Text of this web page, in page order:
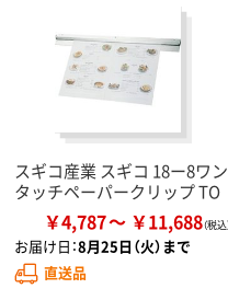
スギコ産業 スギコ 18ー8ワン
タッチペーパークリップ TO
￥4,787 ￥11,688
お届け日：8月25日（火）まで
直送品